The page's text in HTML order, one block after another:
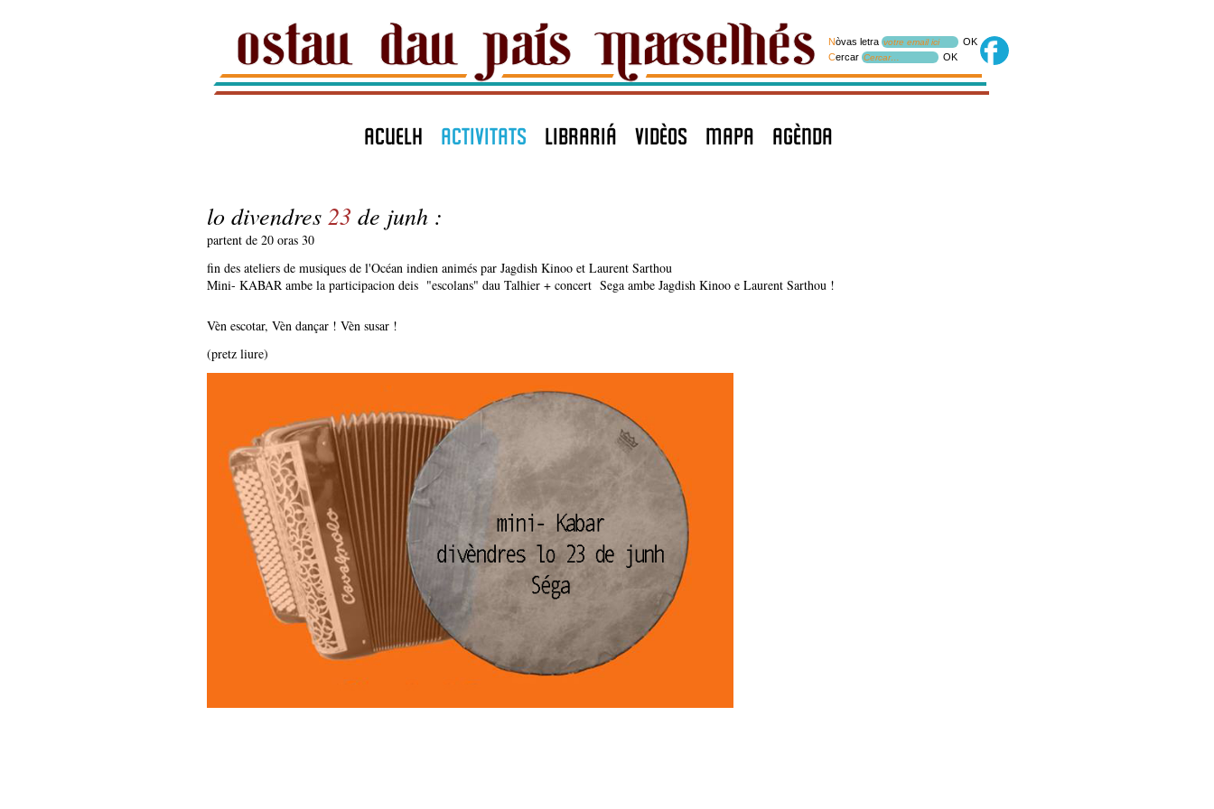
Nòvas letra votre email ici
OK
Cercar Cercar… OK
ACUELH ACTIVITATS LIBRARIÁ VIDÈOS MAPA agènda
lo divendres 23 de junh :
partent de 20 oras 30
fin des ateliers de musiques de l'Océan indien animés par Jagdish Kinoo et Laurent Sarthou
Mini- KABAR ambe la participacion deis "escolans" dau Talhier + concert Sega ambe Jagdish Kinoo e Laurent Sarthou !
Vèn escotar, Vèn dançar ! Vèn susar !
(pretz liure)